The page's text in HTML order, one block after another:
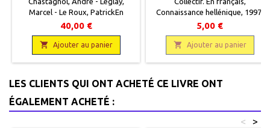
Marcel - Le Roux, Patrick En
français, Revue des publications
épigraphiques relatives à
l'Antiquité romaine, Presses
universitaires de France, 1984,
15,5 x 24, 339 pages, broché,
rousseurs sur la couverture.
40,00 €
 Ajouter au panier
Connaissance hellénique, 1997,
17 x 24, 80 pages, dos carré collé,
occasion. Bon état.
5,00 €
 Ajouter au panier
LES CLIENTS QUI ONT ACHETÉ CE LIVRE ONT
ÉGALEMENT ACHETÉ :
>
<